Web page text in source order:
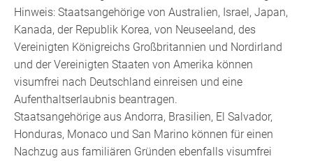
Hinweis: Staatsangehörige von Australien, Israel, Japan,
Kanada, der Republik Korea, von Neuseeland, des
Vereinigten Königreichs Großbritannien und Nordirland
und der Vereinigten Staaten von Amerika können
visumfrei nach Deutschland einreisen und eine
Aufenthaltserlaubnis beantragen.
Staatsangehörige aus Andorra, Brasilien, El Salvador,
Honduras, Monaco und San Marino können für einen
Nachzug aus familiären Gründen ebenfalls visumfrei